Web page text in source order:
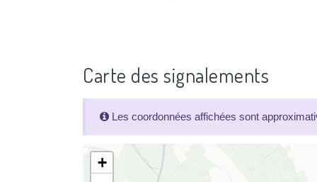
Carte des signalements
Les coordonnées affichées sont
+